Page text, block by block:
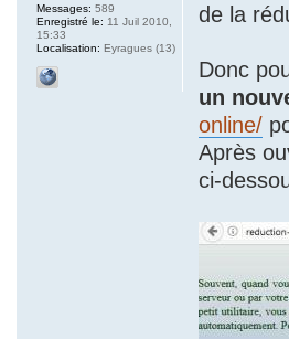
de la
Donc
un
online/
Après
ci-
Messages: 589
Enregistré le: 11 Juil 2010,
15:33
Localisation: Eyragues (13)